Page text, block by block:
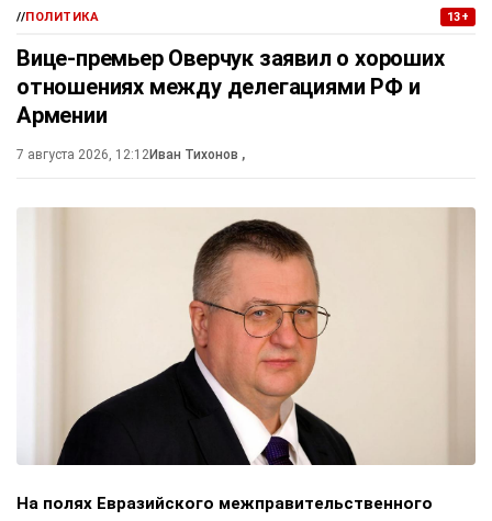
//ПОЛИТИКА 13+
Вице-премьер Оверчук заявил о хороших
отношениях между делегациями РФ и
Армении
7 августа 2026, 12:12Иван Тихонов ,
На полях Евразийского межправительственного